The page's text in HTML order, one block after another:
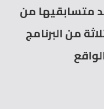
متسابقيها من
من البرنامج